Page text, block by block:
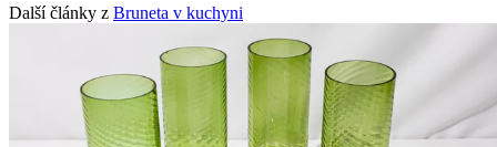
Další články z Bruneta v kuchyni